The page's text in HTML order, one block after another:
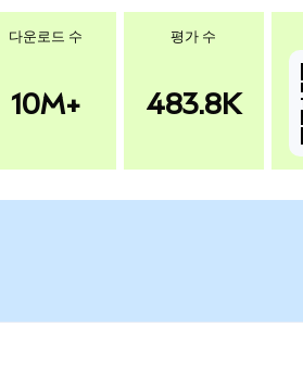
다운로드 수
10M+
평가 수
483.8K